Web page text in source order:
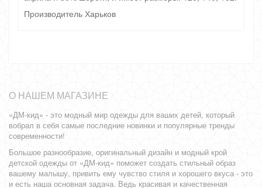
Производитель Харьков
О НАШЕМ МАГАЗИНЕ
«ДМ-кид» - это модный мир одежды для ваших детей, который
вобрал в себя самые последние новинки и популярные тренды
современности!
Большое разнообразие, оригинальный дизайн и модный крой
детской одежды от «ДМ-кид» поможет создать стильный образ
вашему малышу, привить ему чувство стиля и хорошего вкуса - это
и есть наша основная задача. Ведь красивая и качественная